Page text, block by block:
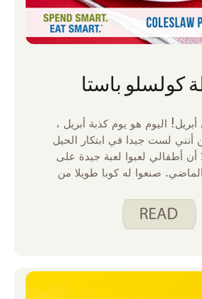
كولسلو باستا
اليوم هو يوم كذبة أبريل ،
أنني لست جيدا في ابتكار الحيل
أن أطفالي لعبوا لعبة جيدة على
صنعوا له كوبا طويلا من
مشروب ، كان العصير عالقا
ليس له أي علاقة بوصفة شهر
الطعام والوجبات الخفيفة في